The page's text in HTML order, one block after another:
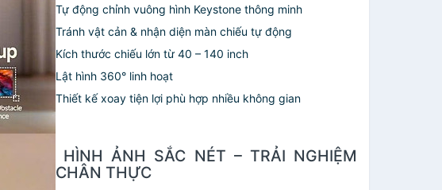
Tự động chỉnh vuông hình Keystone thông minh
Tránh vật cản & nhận diện màn chiếu tự động
Kích thước chiếu lớn từ 40 – 140 inch
Lật hình 360° linh hoạt
Thiết kế xoay tiện lợi phù hợp nhiều không gian
️ HÌNH ẢNH SẮC NÉT – TRẢI NGHIỆM
CHÂN THỰC